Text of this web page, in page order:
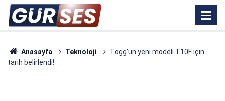
Anasayfa Teknoloji
Togg'un yeni modeli T10F için
tarih belirlendi!